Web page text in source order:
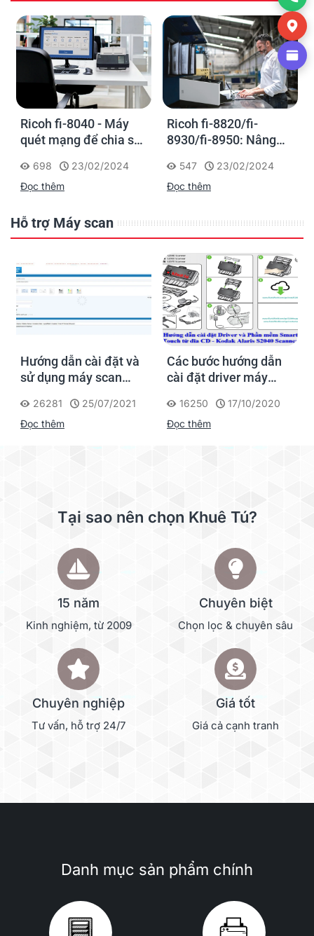
Ricoh fi-8040 - Máy
quét mạng để chia sẻ
698
23/02/2024
Đọc thêm
Ricoh fi-8820/fi-
8930/fi-8950: Nâng
với dòng máy quét
siêu nhanh để đảm
tập trung
547
23/02/2024
Đọc thêm
Hỗ trợ Máy scan
Hướng dẫn cài đặt và
sử dụng máy scan
26281
25/07/2021
Đọc thêm
Các bước hướng dẫn
cài đặt driver máy
Scanner
16250
17/10/2020
Đọc thêm
Tại sao nên chọn Khuê Tú?
15 năm
Kinh nghiệm, từ 2009
Chuyên biệt
Chọn lọc & chuyên sâu
Chuyên nghiệp
Tư vấn, hỗ trợ 24/7
Giá tốt
Giá cả cạnh tranh
Danh mục sản phẩm chính